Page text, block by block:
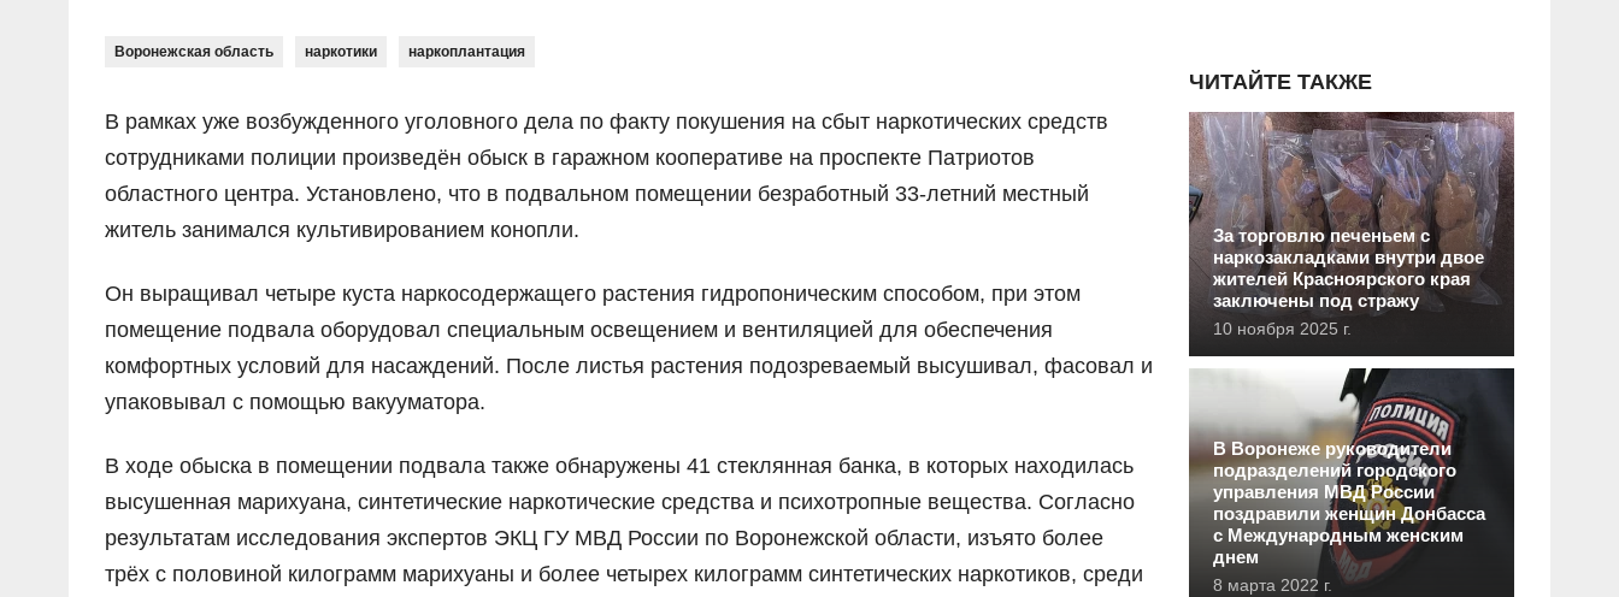
Воронежская область наркотики наркоплантация
В рамках уже возбужденного уголовного дела по факту покушения на сбыт наркотических средств
сотрудниками полиции произведён обыск в гаражном кооперативе на проспекте Патриотов
областного центра. Установлено, что в подвальном помещении безработный 33-летний местный
житель занимался культивированием конопли.
Он выращивал четыре куста наркосодержащего растения гидропоническим способом, при этом
помещение подвала оборудовал специальным освещением и вентиляцией для обеспечения
комфортных условий для насаждений. После листья растения подозреваемый высушивал, фасовал и
упаковывал с помощью вакууматора.
В ходе обыска в помещении подвала также обнаружены 41 стеклянная банка, в которых находилась
высушенная марихуана, синтетические наркотические средства и психотропные вещества. Согласно
результатам исследования экспертов ЭКЦ ГУ МВД России по Воронежской области, изъято более
трёх с половиной килограмм марихуаны и более четырех килограмм синтетических наркотиков, среди
ЧИТАЙТЕ ТАКЖЕ
За торговлю печеньем с
наркозакладками внутри двое
жителей Красноярского края
заключены под стражу
10 ноября 2025 г.
В Воронеже руководители
подразделений городского
управления МВД России
поздравили женщин Донбасса
с Международным женским
днем
8 марта 2022 г.